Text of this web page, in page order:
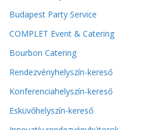
Budapest Party Service
COMPLET Event & Catering
Bourbon Catering
Rendezvényhelyszín-kereső
Konferenciahelyszín-kereső
Esküvőhelyszín-kereső